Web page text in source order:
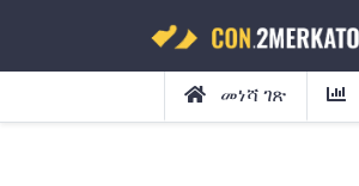
መነሻ ገጽ